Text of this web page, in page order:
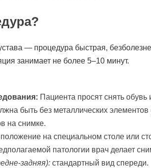
— процедура быстрая,
занимает не более 5–10 минут.
Пациента просят снять обувь
быть без металлических элементов
на снимке.
на специальном столе или
патологии врач делает
задняя): стандартный вид спереди.